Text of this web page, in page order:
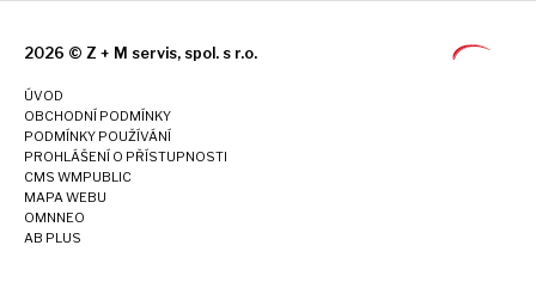
2026 © Z + M servis, spol. s r.o.
ÚVOD
OBCHODNÍ PODMÍNKY
PODMÍNKY POUŽÍVÁNÍ
PROHLÁŠENÍ O PŘÍSTUPNOSTI
CMS WMPUBLIC
MAPA WEBU
OMNNEO
AB PLUS